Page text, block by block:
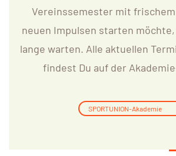
Vereinssemester mit
neuen Impulsen starten
lange warten. Alle aktuellen
findest Du auf der
SPORTUNION-Akademie